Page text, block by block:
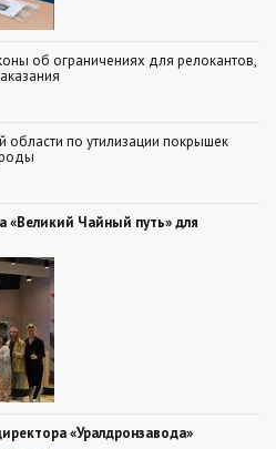
об ограничениях для релокантов,
области по утилизации покрышек
«Великий Чайный путь» для
«Уралдронзавода»